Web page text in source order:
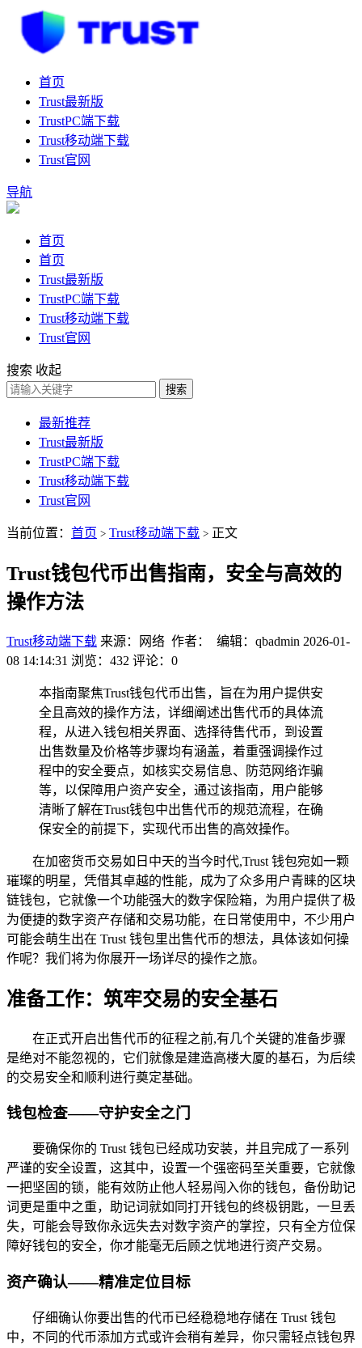
首页
Trust最新版
TrustPC端下载
Trust移动端下载
Trust官网
导航
首页
首页
Trust最新版
TrustPC端下载
Trust移动端下载
Trust官网
搜索 收起
搜索
最新推荐
Trust最新版
TrustPC端下载
Trust移动端下载
Trust官网
当前位置： 首页 > Trust移动端下载 > 正文
Trust钱包代币出售指南，安全与高效的
操作方法
Trust移动端下载 来源：网络 作者： 编辑：qbadmin 2026-01-
08 14:14:31 浏览：432 评论：0
本指南聚焦Trust钱包代币出售，旨在为用户提供安
全且高效的操作方法，详细阐述出售代币的具体流
程，从进入钱包相关界面、选择待售代币，到设置
出售数量及价格等步骤均有涵盖，着重强调操作过
程中的安全要点，如核实交易信息、防范网络诈骗
等，以保障用户资产安全，通过该指南，用户能够
清晰了解在Trust钱包中出售代币的规范流程，在确
保安全的前提下，实现代币出售的高效操作。
在加密货币交易如日中天的当今时代,Trust 钱包宛如一颗
璀璨的明星，凭借其卓越的性能，成为了众多用户青睐的区块
链钱包，它就像一个功能强大的数字保险箱，为用户提供了极
为便捷的数字资产存储和交易功能，在日常使用中，不少用户
可能会萌生出在 Trust 钱包里出售代币的想法，具体该如何操
作呢？我们将为你展开一场详尽的操作之旅。
准备工作：筑牢交易的安全基石
在正式开启出售代币的征程之前,有几个关键的准备步骤
是绝对不能忽视的，它们就像是建造高楼大厦的基石，为后续
的交易安全和顺利进行奠定基础。
钱包检查——守护安全之门
要确保你的 Trust 钱包已经成功安装，并且完成了一系列
严谨的安全设置，这其中，设置一个强密码至关重要，它就像
一把坚固的锁，能有效防止他人轻易闯入你的钱包，备份助记
词更是重中之重，助记词就如同打开钱包的终极钥匙，一旦丢
失，可能会导致你永远失去对数字资产的掌控，只有全方位保
障好钱包的安全，你才能毫无后顾之忧地进行资产交易。
资产确认——精准定位目标
仔细确认你要出售的代币已经稳稳地存储在 Trust 钱包
中，不同的代币添加方式或许会稍有差异，你只需轻点钱包界